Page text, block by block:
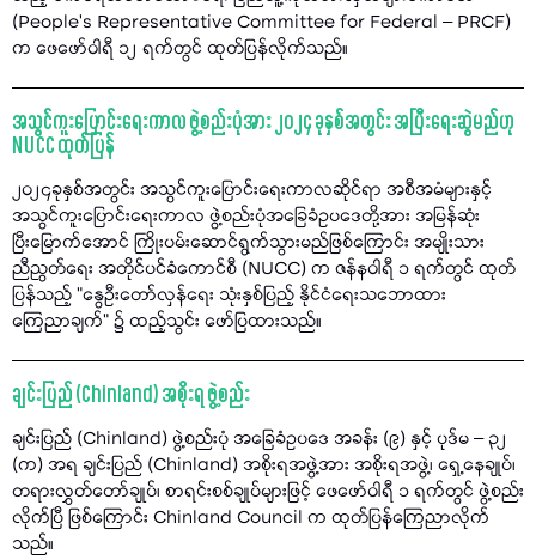
(People’s Representative Committee for Federal – PRCF)
က ဖေဖော်ဝါရီ ၁၂ ရက်တွင် ထုတ်ပြန်လိုက်သည်။
အသွင်ကူးပြောင်းရေးကာလ ဖွဲ့စည်းပုံအား ၂၀၂၄ ခုနှစ်အတွင်း အပြီးရေးဆွဲမည်ဟု
NUCC ထုတ်ပြန်
၂၀၂၄ခုနှစ်အတွင်း အသွင်ကူးပြောင်းရေးကာလဆိုင်ရာ အစီအမံများနှင့်
အသွင်ကူးပြောင်းရေးကာလ ဖွဲ့စည်းပုံအခြေခံဥပဒေတို့အား အမြန်ဆုံး
ပြီးမြောက်အောင် ကြိုးပမ်းဆောင်ရွက်သွားမည်ဖြစ်ကြောင်း အမျိုးသား
ညီညွတ်ရေး အတိုင်ပင်ခံကောင်စီ (NUCC) က ဇန်နဝါရီ ၁ ရက်တွင် ထုတ်
ပြန်သည့် "နွေဦးတော်လှန်ရေး သုံးနှစ်ပြည့် နိုင်ငံရေးသဘောထား
ကြေညာချက်" ၌ ထည့်သွင်း ဖော်ပြထားသည်။
ချင်းပြည် (Chinland) အစိုးရ ဖွဲ့စည်း
ချင်းပြည် (Chinland) ဖွဲ့စည်းပုံ အခြေခံဥပဒေ အခန်း (၉) နှင့် ပုဒ်မ – ၃၂
(က) အရ ချင်းပြည် (Chinland) အစိုးရအဖွဲ့အား အစိုးရအဖွဲ့၊ ရှေ့နေချုပ်၊
တရားလွှတ်တော်ချုပ်၊ စာရင်းစစ်ချုပ်များဖြင့် ဖေဖော်ဝါရီ ၁ ရက်တွင် ဖွဲ့စည်း
လိုက်ပြီ ဖြစ်ကြောင်း Chinland Council က ထုတ်ပြန်ကြေညာလိုက်
သည်။